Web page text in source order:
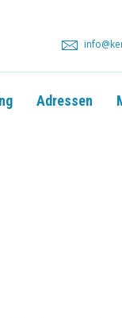
Adressen